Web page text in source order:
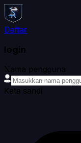
Daftar
login
Nama pengguna
Kata sandi